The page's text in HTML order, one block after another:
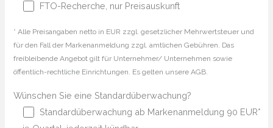
FTO-Recherche, nur Preisauskunft
* Alle Preisangaben netto in EUR zzgl. gesetzlicher Mehrwertsteuer und
für den Fall der Markenanmeldung zzgl. amtlichen Gebühren. Das
freibleibende Angebot gilt für Unternehmer/ Unternehmen sowie
öffentlich-rechtliche Einrichtungen. Es gelten unsere AGB.
Wünschen Sie eine Standardüberwachung?
Standardüberwachung ab Markenanmeldung 90 EUR*